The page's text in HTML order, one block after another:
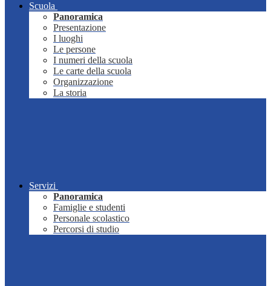
Scuola
Panoramica
Presentazione
I luoghi
Le persone
I numeri della scuola
Le carte della scuola
Organizzazione
La storia
Servizi
Panoramica
Famiglie e studenti
Personale scolastico
Percorsi di studio